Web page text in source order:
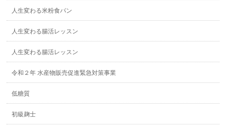
人生変わる米粉食パン
人生変わる腸活レッスン
人生変わる腸活レッスン
令和２年 水産物販売促進緊急対策事業
低糖質
初級麹士